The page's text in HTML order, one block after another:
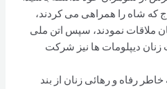
که شاه را همراهی می کردند،
ملاقات نمودند، سپس اتن ملى
زنان ديپلومات ها نیز شرکت
رفاه و رهائی زنان از بند